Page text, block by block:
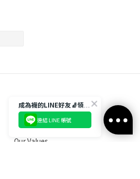
About
Brand Story
Our Values
成為襪的LINE好友🧦領取$50折扣碼
連結 LINE 帳號